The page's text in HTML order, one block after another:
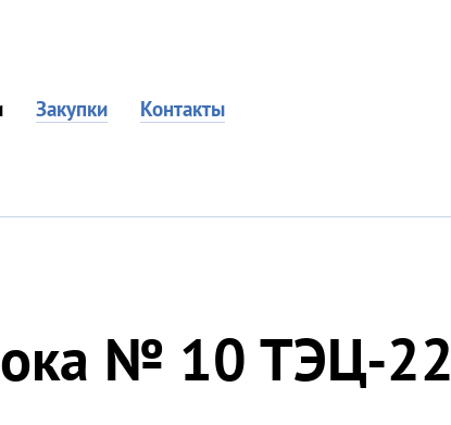
Закупки Контакты
№ 10 ТЭЦ-22